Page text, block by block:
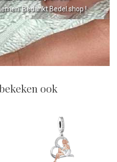
Bedankt Bedel.shop !
ook